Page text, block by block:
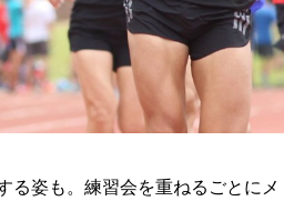
る姿も。練習会を重ねるごとにメ